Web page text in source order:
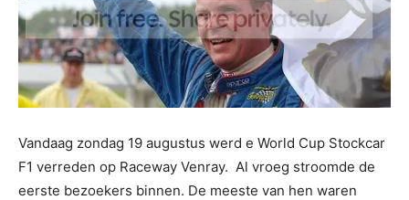
Vandaag zondag 19 augustus werd e World Cup Stockcar
F1 verreden op Raceway Venray. Al vroeg stroomde de
eerste bezoekers binnen. De meeste van hen waren